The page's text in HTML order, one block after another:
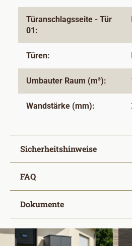
Türanschlagsseite - Tür
01:
Türen:
Umbauter Raum (m³):
Wandstärke (mm):
Sicherheitshinweise
FAQ
Dokumente